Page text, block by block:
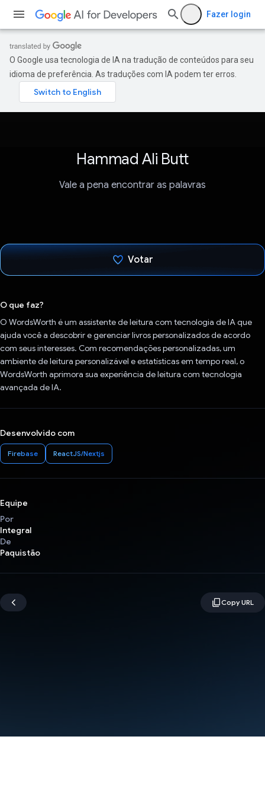
Fazer login
O Google usa tecnologia de IA na tradução de conteúdos para seu
idioma de preferência. As traduções com IA podem ter erros.
Hammad Ali Butt
Vale a pena encontrar as palavras
Votar
O que faz?
O WordsWorth é um assistente de leitura com tecnologia de IA que
ajuda você a descobrir e gerenciar livros personalizados de acordo
com seus interesses. Com recomendações personalizadas, um
ambiente de leitura personalizável e estatísticas em tempo real, o
WordsWorth aprimora sua experiência de leitura com tecnologia
avançada de IA.
Desenvolvido com
Firebase ReactJS/Nextjs
Equipe
Por
Integral
De
Paquistão